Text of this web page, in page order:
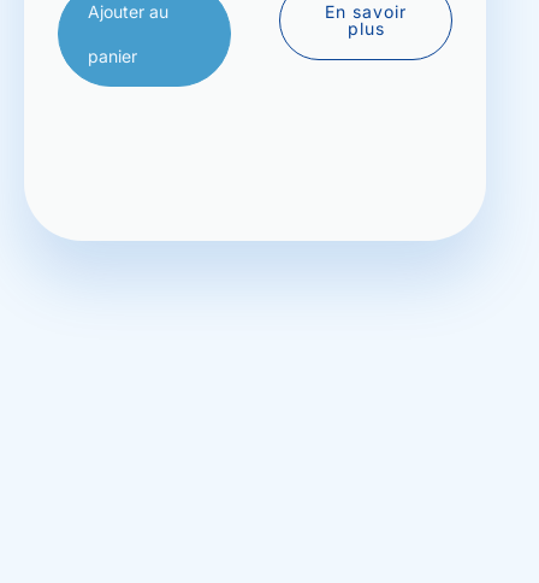
Ajouter au
panier
En savoir
plus